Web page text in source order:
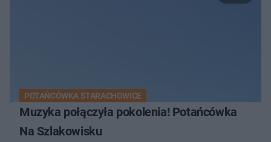
POTAŃCÓWKA STARACHOWICE
Muzyka połączyła pokolenia! Potańcówka
Na Szlakowisku